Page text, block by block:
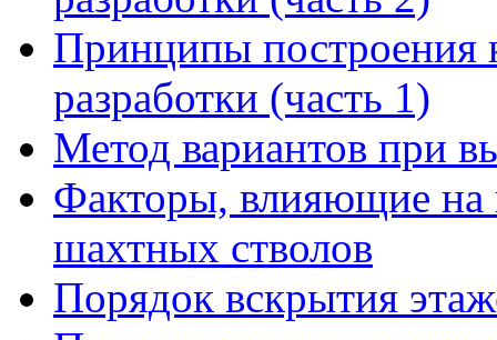
Принципы построения
разработки (часть 1)
Метод вариантов при
Факторы, влияющие на
шахтных стволов
Порядок вскрытия